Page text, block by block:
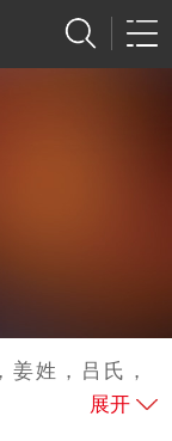
姓，吕氏，
展开